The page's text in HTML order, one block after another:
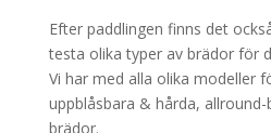
Efter paddlingen finns det
testa olika typer av brädor för
Vi har med alla olika modeller
uppblåsbara & hårda,
brädor.